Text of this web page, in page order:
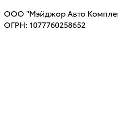
ООО "Мэйджор Авто
ОГРН: 1077760258652